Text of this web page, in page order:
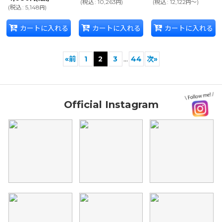
(税込: 5,148円)
カートに入れる
(税込: 10,263 円)
カートに入れる
(税込: 12,122円～)
カートに入れる
«前 1 2 3 ... 44 次»
Official Instagram